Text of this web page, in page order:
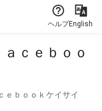
ヘルプEnglish
ｃｅｂｏｏ
ｅｂｏｏｋケイサイ